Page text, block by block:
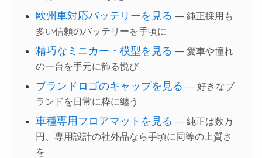
欧州車対応バッテリーを見る — 純正採用も
多い信頼のバッテリーを手頃に
精巧なミニカー・模型を見る — 愛車や憧れ
の一台を手元に飾る悦び
ブランドロゴのキャップを見る — 好きなブ
ランドを日常に粋に纏う
車種専用フロアマットを見る — 純正は数万
円、専用設計の社外品なら手頃に同等の上質さ
を